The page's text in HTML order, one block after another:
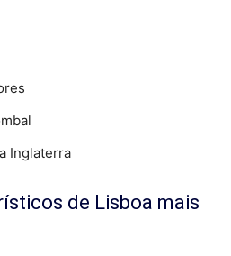
Inglaterra
de Lisboa mais